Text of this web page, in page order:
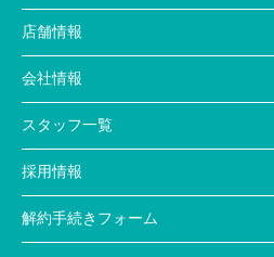
店舗情報
会社情報
スタッフ一覧
採用情報
解約手続きフォーム